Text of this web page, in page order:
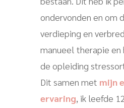
ondervonden en om
verdieping en
manueel therapie
de opleiding
Dit samen met mijn
ervaring, ik leefde